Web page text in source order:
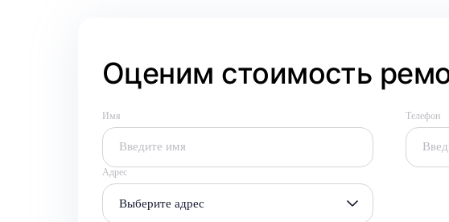
Оценим стоимость
Имя Телефон
Адрес
Выберите адрес